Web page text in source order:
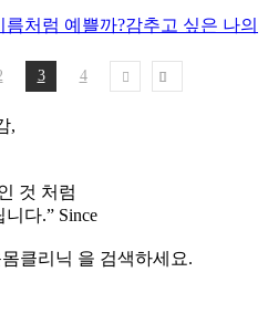
처럼 예쁠까?감추고 싶은 나의
3 4
,
것 처럼
니다.” Since
클리닉 을 검색하세요.